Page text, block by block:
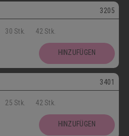
3205
30 Stk. 42 Stk.
HINZUFÜGEN
3401
25 Stk. 42 Stk.
HINZUFÜGEN